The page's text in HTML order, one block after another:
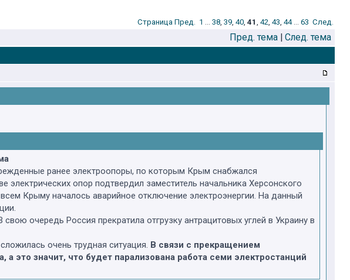
Стрaница Пред. 1 ... 38, 39, 40, 41 , 42, 43, 44... 63 След.
Пред. тема | След. тема
ранее электроопоры, по которым Крым снабжался
опор подтвердил заместитель начальника Херсонского
Крыму началось аварийное отключение электроэнергии. На данный
очередь Россия прекратила отгрузку антрацитовых углей в Украину в
очень трудная ситуация. В связи с прекращением
это значит, что будет парализована работа семи электростанций